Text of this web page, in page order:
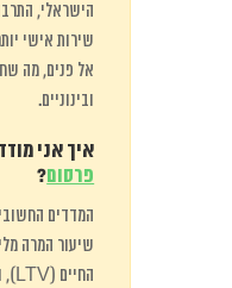
הישראלי,
שירות אישי
אל פנים, מה
ובינוניים.
איך אני
פרסום?
שיעור המרה